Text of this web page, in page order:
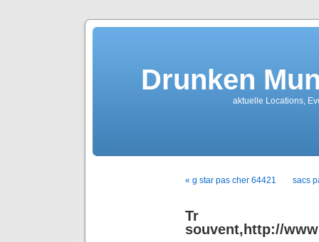
Drunken
aktuelle Locations,
« g star pas cher 64421 sacs
Tr
souvent,http://